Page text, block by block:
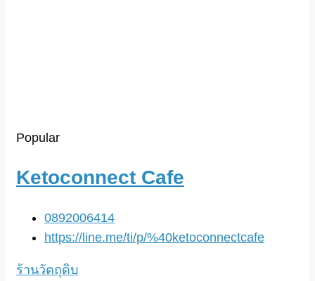
Popular
Ketoconnect Cafe
0892006414
https://line.me/ti/p/%40ketoconnectcafe
ร้านวัตถุดิบ